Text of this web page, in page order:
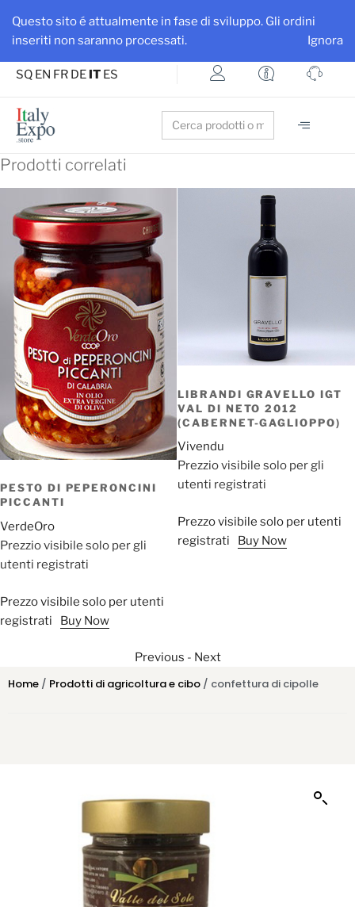
Questo sito é attualmente in fase di sviluppo. Gli ordini
inseriti non saranno processati.
Ignora
Ottieni maggiore visibilità per la tua azienda e i tuoi prodotti
Iscriviti su ItalyExpo
SQ EN FR DE IT ES
Search
for:
Prodotti correlati
PESTO DI PEPERONCINI
PICCANTI
VerdeOro
Prezzio visibile solo per gli
utenti registrati
Prezzo visibile solo per utenti
registrati
Buy Now
LIBRANDI GRAVELLO IGT
VAL DI NETO 2012
(CABERNET-GAGLIOPPO)
Vivendu
Prezzio visibile solo per gli
utenti registrati
Prezzo visibile solo per utenti
registrati
Buy Now
Previous - Next
Home / Prodotti di agricoltura e cibo / confettura di cipolle